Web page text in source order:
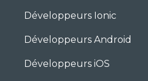
Développeurs Ionic
Développeurs Android
Développeurs iOS